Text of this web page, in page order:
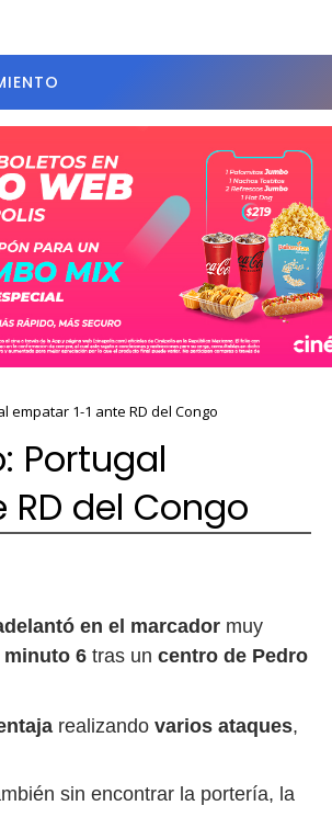
empatar 1-1 ante RD del Congo
Portugal
del Congo
en el marcador muy
minuto 6 tras un centro de Pedro
realizando varios ataques,
sin encontrar la portería, la